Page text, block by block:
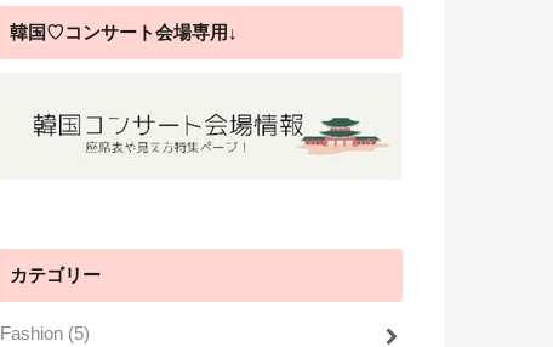
韓国♡コンサート会場専用↓
カテゴリー
Fashion (5)